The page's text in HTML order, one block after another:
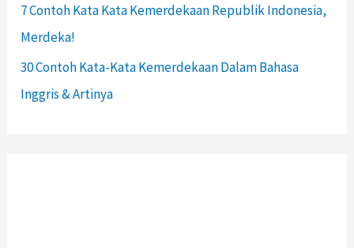
7 Contoh Kata Kata Kemerdekaan Republik Indonesia,
Merdeka!
30 Contoh Kata-Kata Kemerdekaan Dalam Bahasa
Inggris & Artinya